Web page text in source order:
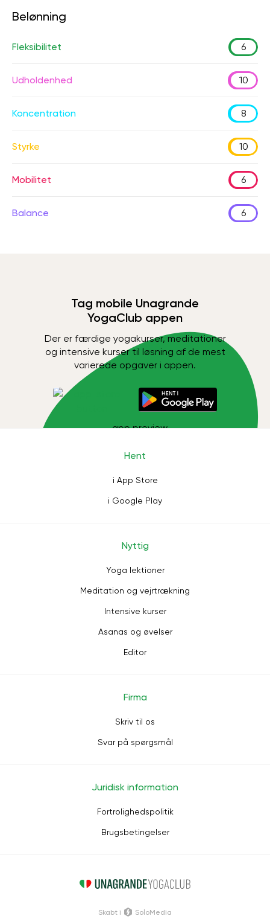
Belønning
Fleksibilitet 6
Udholdenhed 10
Koncentration 8
Styrke 10
Mobilitet 6
Balance 6
Tag mobile Unagrande
YogaClub appen
Der er færdige yogakurser, meditationer
og intensive kurser til løsning af de mest
varierede opgaver i appen.
Hent
i App Store
i Google Play
Nyttig
Yoga lektioner
Meditation og vejrtrækning
Intensive kurser
Asanas og øvelser
Editor
Firma
Skriv til os
Svar på spørgsmål
Juridisk information
Fortrolighedspolitik
Brugsbetingelser
Skabt i SoloMedia